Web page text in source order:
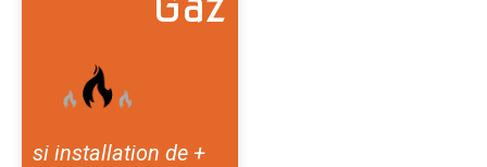
si installation de +